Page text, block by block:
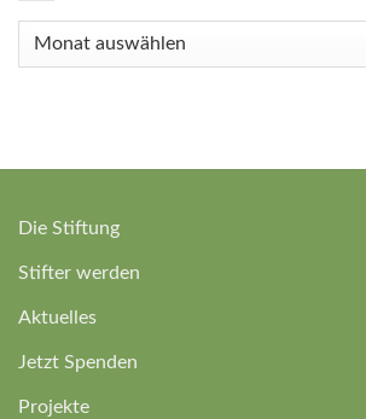
Newsarchive
Die Stiftung
Stifter werden
Aktuelles
Jetzt Spenden
Projekte